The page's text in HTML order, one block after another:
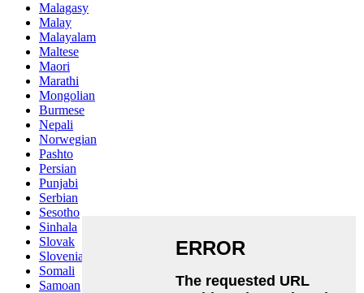
Malagasy
Malay
Malayalam
Maltese
Maori
Marathi
Mongolian
Burmese
Nepali
Norwegian
Pashto
Persian
Punjabi
Serbian
Sesotho
Sinhala
Slovak
Slovenian
Somali
Samoan